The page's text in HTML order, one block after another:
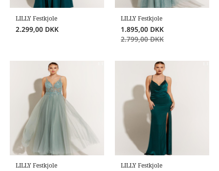
LILLY Festkjole
2.299,00 DKK
LILLY Festkjole
1.895,00 DKK
2.799,00 DKK
LILLY Festkjole LILLY Festkjole